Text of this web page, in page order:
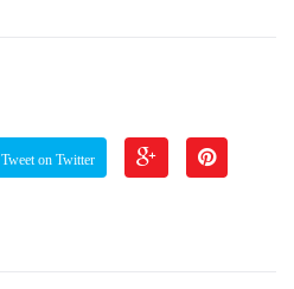
Tweet on Twitter